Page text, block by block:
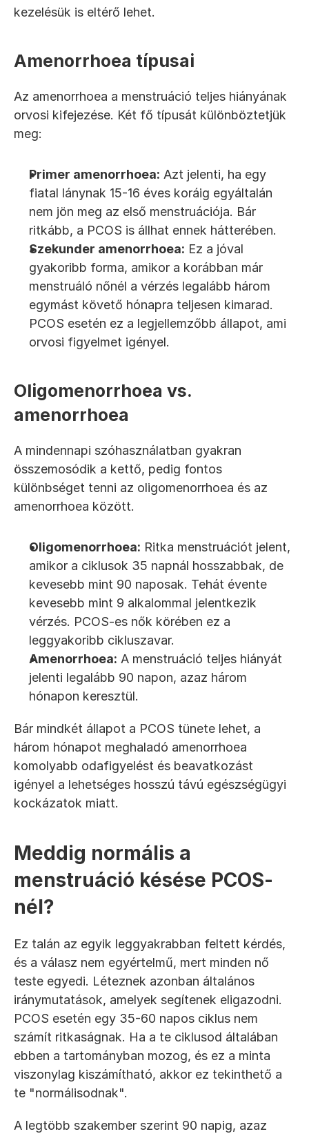
kezelésük is eltérő lehet.
Amenorrhoea típusai
Az amenorrhoea a menstruáció teljes hiányának
orvosi kifejezése. Két fő típusát különböztetjük
meg:
Primer amenorrhoea: Azt jelenti, ha egy
fiatal lánynak 15-16 éves koráig egyáltalán
nem jön meg az első menstruációja. Bár
ritkább, a PCOS is állhat ennek hátterében.
Szekunder amenorrhoea: Ez a jóval
gyakoribb forma, amikor a korábban már
menstruáló nőnél a vérzés legalább három
egymást követő hónapra teljesen kimarad.
PCOS esetén ez a legjellemzőbb állapot, ami
orvosi figyelmet igényel.
Oligomenorrhoea vs.
amenorrhoea
A mindennapi szóhasználatban gyakran
összemosódik a kettő, pedig fontos
különbséget tenni az oligomenorrhoea és az
amenorrhoea között.
Oligomenorrhoea: Ritka menstruációt jelent,
amikor a ciklusok 35 napnál hosszabbak, de
kevesebb mint 90 naposak. Tehát évente
kevesebb mint 9 alkalommal jelentkezik
vérzés. PCOS-es nők körében ez a
leggyakoribb cikluszavar.
Amenorrhoea: A menstruáció teljes hiányát
jelenti legalább 90 napon, azaz három
hónapon keresztül.
Bár mindkét állapot a PCOS tünete lehet, a
három hónapot meghaladó amenorrhoea
komolyabb odafigyelést és beavatkozást
igényel a lehetséges hosszú távú egészségügyi
kockázatok miatt.
Meddig normális a
menstruáció késése PCOS-
nél?
Ez talán az egyik leggyakrabban feltett kérdés,
és a válasz nem egyértelmű, mert minden nő
teste egyedi. Léteznek azonban általános
iránymutatások, amelyek segítenek eligazodni.
PCOS esetén egy 35-60 napos ciklus nem
számít ritkaságnak. Ha a te ciklusod általában
ebben a tartományban mozog, és ez a minta
viszonylag kiszámítható, akkor ez tekinthető a
te "normálisodnak".
A legtöbb szakember szerint 90 napig, azaz